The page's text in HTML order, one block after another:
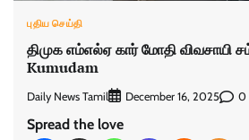
புதிய செய்தி
திமுக எம்எல்ஏ கார் மோதி விவசாயி
Kumudam
Daily News Tamil December 16, 2025 0
Spread the love